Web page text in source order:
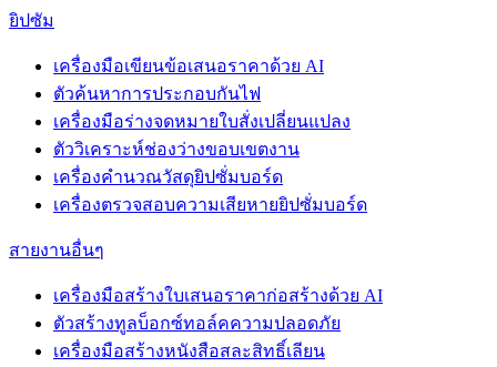
ยิปซัม
เครื่องมือเขียนข้อเสนอราคาด้วย AI
ตัวค้นหาการประกอบกันไฟ
เครื่องมือร่างจดหมายใบสั่งเปลี่ยนแปลง
ตัววิเคราะห์ช่องว่างขอบเขตงาน
เครื่องคำนวณวัสดุยิปซั่มบอร์ด
เครื่องตรวจสอบความเสียหายยิปซั่มบอร์ด
สายงานอื่นๆ
เครื่องมือสร้างใบเสนอราคาก่อสร้างด้วย AI
ตัวสร้างทูลบ็อกซ์ทอล์คความปลอดภัย
เครื่องมือสร้างหนังสือสละสิทธิ์เลียน